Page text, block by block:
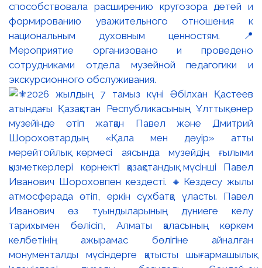
способствовала расширению кругозора детей и
формированию уважительного отношения к
национальным духовным ценностям. 📍
Мероприятие организовано и проведено
сотрудниками отдела музейной педагогики и
экскурсионного обслуживания.